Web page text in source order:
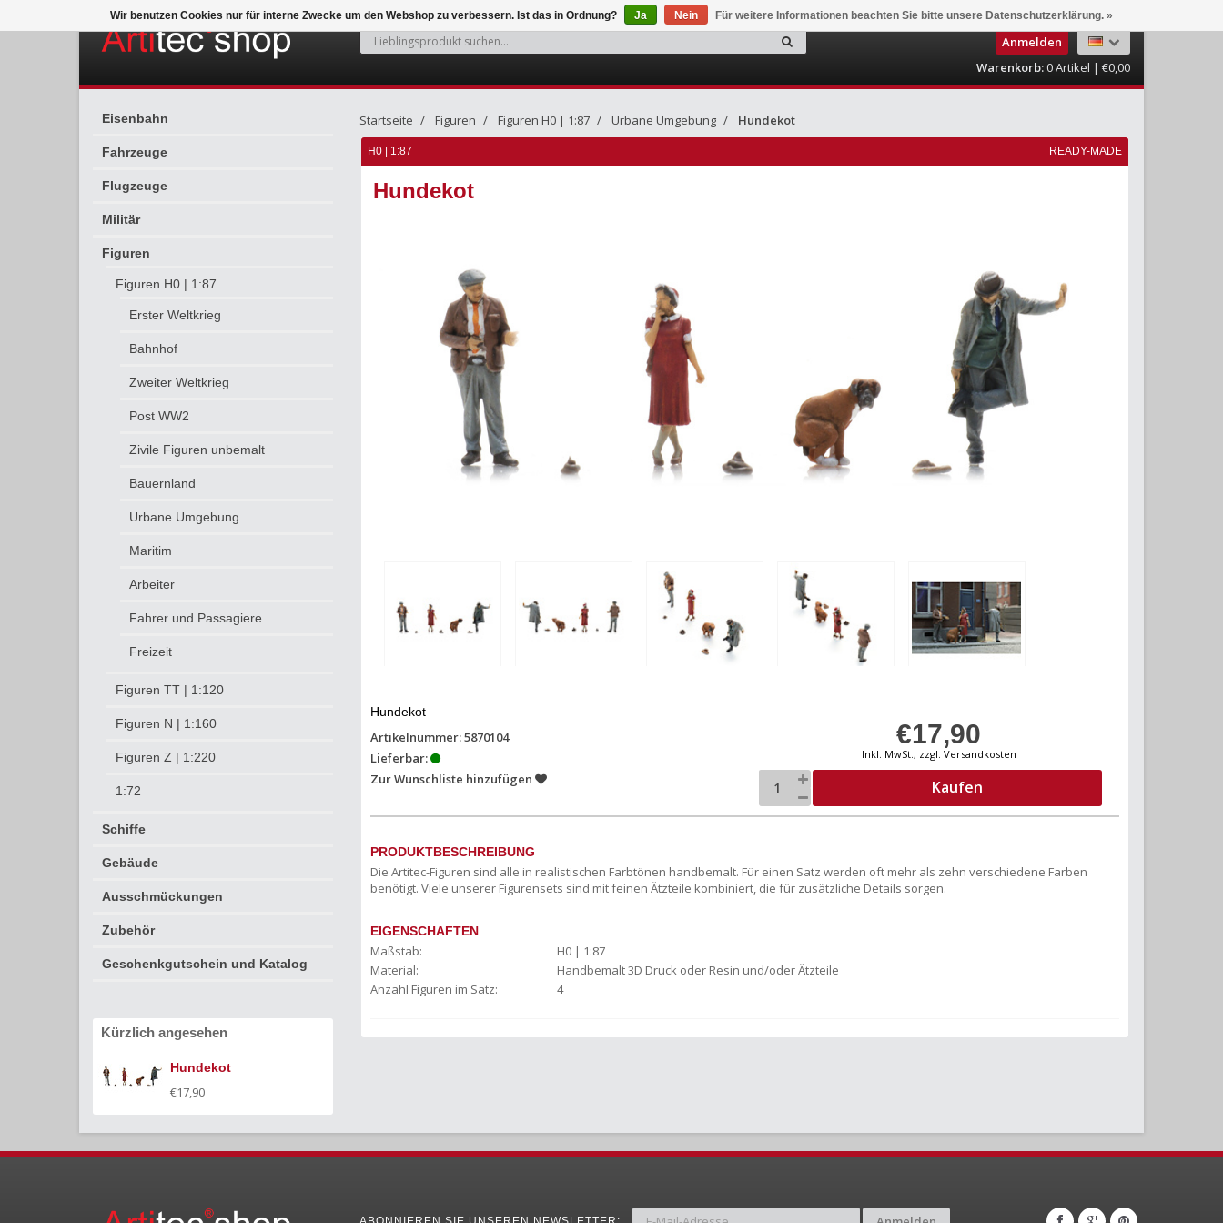
Anmelden
Warenkorb:0Artikel | €0,00
Eisenbahn
Fahrzeuge
Flugzeuge
Militär
Figuren
Figuren H0 | 1:87
Erster Weltkrieg
Bahnhof
Zweiter Weltkrieg
Post WW2
Zivile Figuren unbemalt
Bauernland
Urbane Umgebung
Maritim
Arbeiter
Fahrer und Passagiere
Freizeit
Figuren TT | 1:120
Figuren N | 1:160
Figuren Z | 1:220
1:72
Schiffe
Gebäude
Ausschmückungen
Zubehör
Geschenkgutschein und Katalog
Kürzlich angesehen
Hundekot
€17,90
Startseite Figuren Figuren H0 | 1:87 Urbane Umgebung Hundekot
H0 | 1:87 READY-MADE
Hundekot
Hundekot
€17,90
Inkl. MwSt., zzgl. Versandkosten
Artikelnummer: 5870104
Lieferbar:
Zur Wunschliste hinzufügen
Kaufen
PRODUKTBESCHREIBUNG
Die Artitec-Figuren sind alle in realistischen Farbtönen handbemalt. Für einen Satz werden oft mehr als zehn verschiedene Farben
benötigt. Viele unserer Figurensets sind mit feinen Ätzteile kombiniert, die für zusätzliche Details sorgen.
EIGENSCHAFTEN
Maßstab:
H0 | 1:87
Material:
Handbemalt 3D Druck oder Resin und/oder Ätzteile
Anzahl Figuren im Satz:
4
Wir benutzen Cookies nur für interne Zwecke um den Webshop zu verbessern. Ist das in Ordnung? Ja Nein Für weitere Informationen beachten Sie bitte unsere Datenschutzerklärung. »